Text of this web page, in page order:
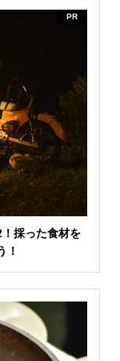
PR
採った食材を
！